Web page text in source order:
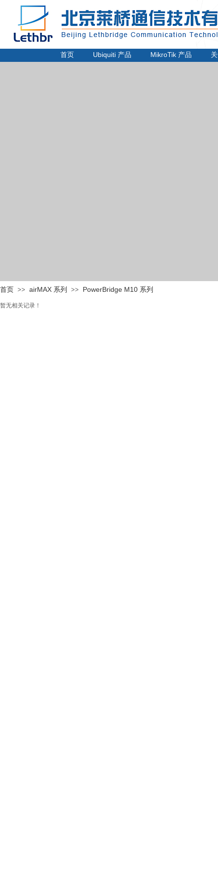
010-62220424
传真：010-62220448
邮箱：sunny@lethbr.com
首页 Ubiquiti 产品 MikroTik 产品
首页 >> airMAX 系列 >> PowerBridge M10 系列
暂无相关记录！